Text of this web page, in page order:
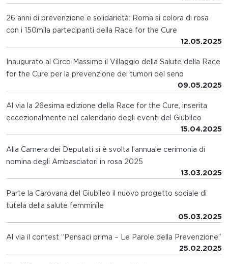
26 anni di prevenzione e solidarietà: Roma si colora di rosa
con i 150mila partecipanti della Race for the Cure
12.05.2025
Inaugurato al Circo Massimo il Villaggio della Salute della Race
for the Cure per la prevenzione dei tumori del seno
09.05.2025
Al via la 26esima edizione della Race for the Cure, inserita
eccezionalmente nel calendario degli eventi del Giubileo
15.04.2025
Alla Camera dei Deputati si è svolta l’annuale cerimonia di
nomina degli Ambasciatori in rosa 2025
13.03.2025
Parte la Carovana del Giubileo il nuovo progetto sociale di
tutela della salute femminile
05.03.2025
Al via il contest “Pensaci prima – Le Parole della Prevenzione”
25.02.2025